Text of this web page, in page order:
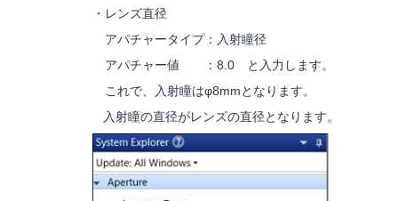
・レンズ直径
アパチャータイプ：入射瞳径
アパチャー値 ：8.0 と入力します。
これで、入射瞳はφ8mmとなります。
入射瞳の直径がレンズの直径となります。